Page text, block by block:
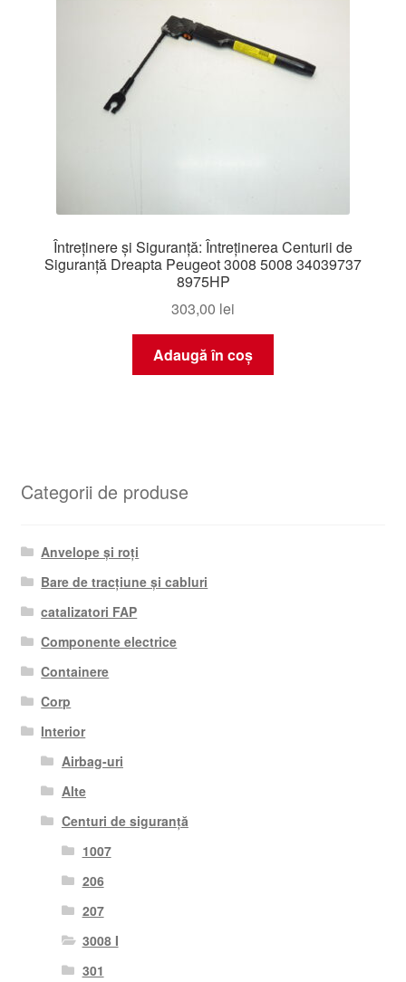
Întreținere și Siguranță: Întreținerea Centurii de
Siguranță Dreapta Peugeot 3008 5008 34039737
8975HP
303,00 lei
Adaugă în coș
Categorii de produse
Anvelope și roți
Bare de tracțiune și cabluri
catalizatori FAP
Componente electrice
Containere
Corp
Interior
Airbag-uri
Alte
Centuri de siguranță
1007
206
207
3008 I
301